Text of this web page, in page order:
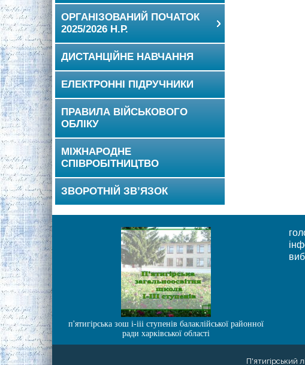
ОРГАНІЗОВАНИЙ ПОЧАТОК
2025/2026 Н.Р.
ДИСТАНЦІЙНЕ НАВЧАННЯ
ЕЛЕКТРОННІ ПІДРУЧНИКИ
ПРАВИЛА ВІЙСЬКОВОГО
ОБЛІКУ
МІЖНАРОДНЕ
СПІВРОБІТНИЦТВО
ЗВОРОТНІЙ ЗВ’ЯЗОК
п'ятигірська зош і-ііі ступенів балаклійської районної
ради харківської області
П'ятигірський